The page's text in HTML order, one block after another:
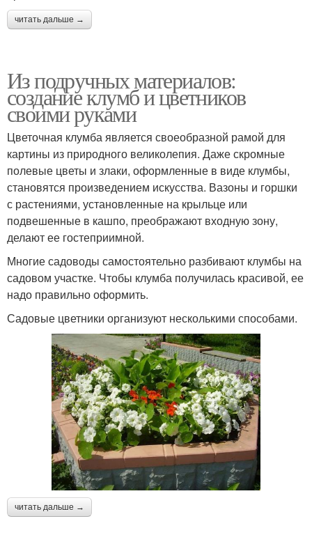
читать дальше →
Из подручных материалов:
создание клумб и цветников
своими руками
Цветочная клумба является своеобразной рамой для
картины из природного великолепия. Даже скромные
полевые цветы и злаки, оформленные в виде клумбы,
становятся произведением искусства. Вазоны и горшки
с растениями, установленные на крыльце или
подвешенные в кашпо, преображают входную зону,
делают ее гостеприимной.
Многие садоводы самостоятельно разбивают клумбы на
садовом участке. Чтобы клумба получилась красивой, ее
надо правильно оформить.
Садовые цветники организуют несколькими способами.
читать дальше →